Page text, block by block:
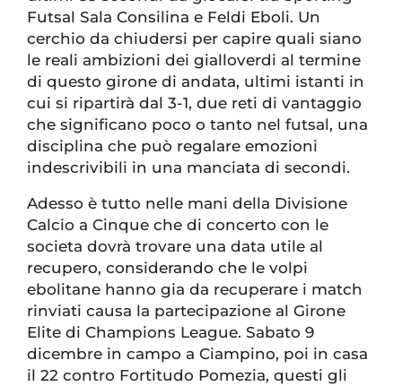
Futsal Sala Consilina e Feldi Eboli. Un
cerchio da chiudersi per capire quali siano
le reali ambizioni dei gialloverdi al termine
di questo girone di andata, ultimi istanti in
cui si ripartirà dal 3-1, due reti di vantaggio
che significano poco o tanto nel futsal, una
disciplina che può regalare emozioni
indescrivibili in una manciata di secondi.
Adesso è tutto nelle mani della Divisione
Calcio a Cinque che di concerto con le
societa dovrà trovare una data utile al
recupero, considerando che le volpi
ebolitane hanno gia da recuperare i match
rinviati causa la partecipazione al Girone
Elite di Champions League. Sabato 9
dicembre in campo a Ciampino, poi in casa
il 22 contro Fortitudo Pomezia, questi gli